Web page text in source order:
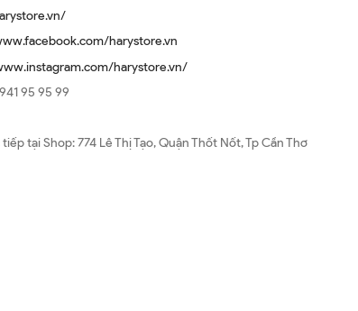
harystore.vn
harystore.vn/
95 95 99
tại Shop: 774 Lê Thị Tạo, Quận Thốt Nốt, Tp Cần Thơ